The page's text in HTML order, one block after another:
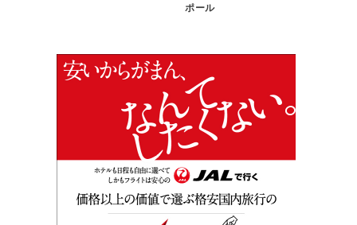
ポール